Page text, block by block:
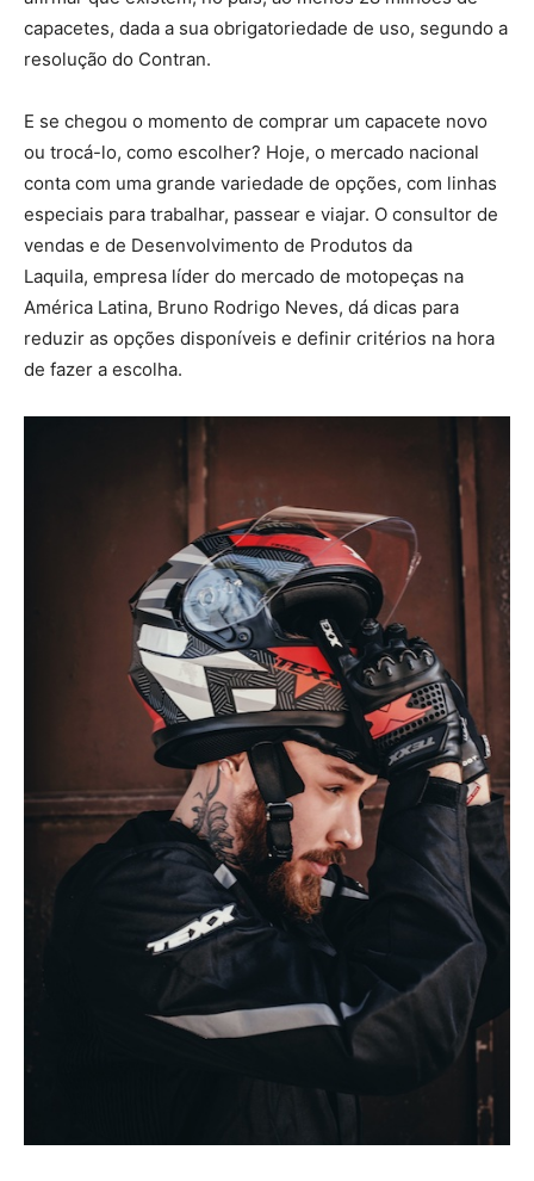
capacetes, dada a sua obrigatoriedade de uso, segundo a
resolução do Contran.
E se chegou o momento de comprar um capacete novo
ou trocá-lo, como escolher? Hoje, o mercado nacional
conta com uma grande variedade de opções, com linhas
especiais para trabalhar, passear e viajar. O consultor de
vendas e de Desenvolvimento de Produtos da
Laquila, empresa líder do mercado de motopeças na
América Latina, Bruno Rodrigo Neves, dá dicas para
reduzir as opções disponíveis e definir critérios na hora
de fazer a escolha.